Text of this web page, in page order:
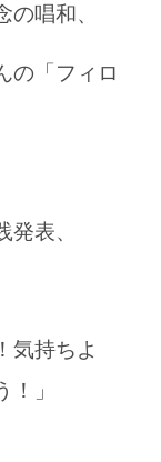
の唱和、
の「フィロ
表、
気持ちよ
」